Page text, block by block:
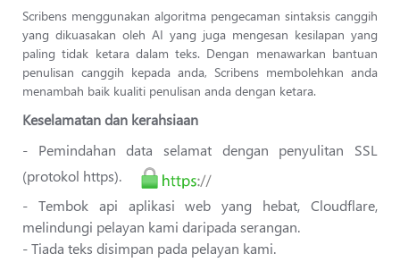
Scribens menggunakan algoritma pengecaman sintaksis canggih
yang dikuasakan oleh AI yang juga mengesan kesilapan yang
paling tidak ketara dalam teks. Dengan menawarkan bantuan
penulisan canggih kepada anda, Scribens membolehkan anda
menambah baik kualiti penulisan anda dengan ketara.
Keselamatan dan kerahsiaan
- Pemindahan data selamat dengan penyulitan SSL
(protokol https).
- Tembok api aplikasi web yang hebat, Cloudflare,
melindungi pelayan kami daripada serangan.
- Tiada teks disimpan pada pelayan kami.